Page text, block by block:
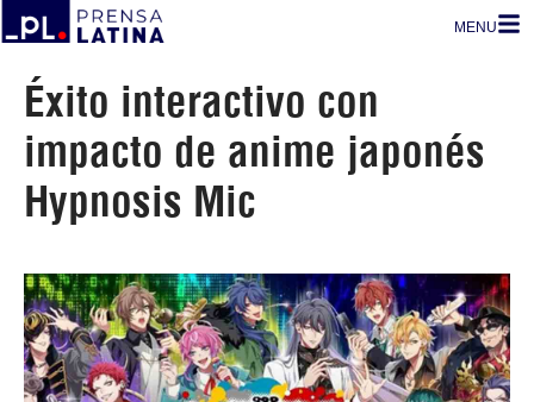
MENU
Éxito interactivo con
impacto de anime japonés
Hypnosis Mic